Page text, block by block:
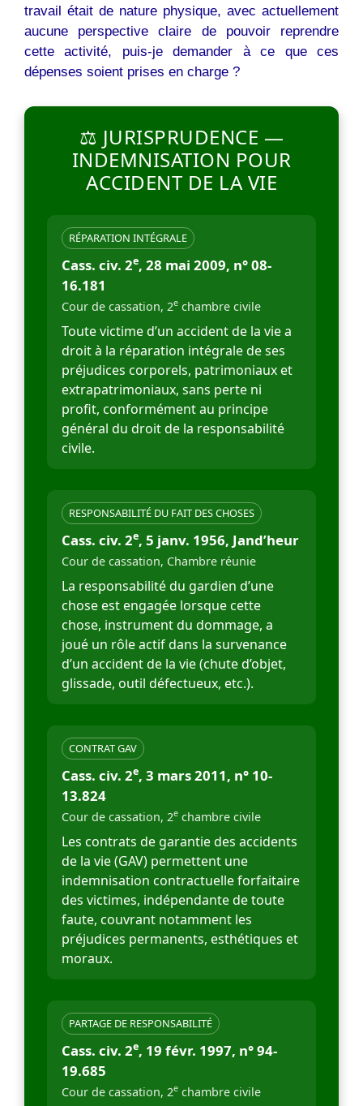
travail était de nature physique, avec actuellement
aucune perspective claire de pouvoir reprendre
cette activité, puis-je demander à ce que ces
dépenses soient prises en charge ?
⚖️ JURISPRUDENCE —
INDEMNISATION POUR
ACCIDENT DE LA VIE
RÉPARATION INTÉGRALE
Cass. civ. 2e, 28 mai 2009, n° 08-
16.181
Cour de cassation, 2e chambre civile
Toute victime d’un accident de la vie a
droit à la réparation intégrale de ses
préjudices corporels, patrimoniaux et
extrapatrimoniaux, sans perte ni
profit, conformément au principe
général du droit de la responsabilité
civile.
RESPONSABILITÉ DU FAIT DES CHOSES
Cass. civ. 2e, 5 janv. 1956, Jand’heur
Cour de cassation, Chambre réunie
La responsabilité du gardien d’une
chose est engagée lorsque cette
chose, instrument du dommage, a
joué un rôle actif dans la survenance
d’un accident de la vie (chute d’objet,
glissade, outil défectueux, etc.).
CONTRAT GAV
Cass. civ. 2e, 3 mars 2011, n° 10-
13.824
Cour de cassation, 2e chambre civile
Les contrats de garantie des accidents
de la vie (GAV) permettent une
indemnisation contractuelle forfaitaire
des victimes, indépendante de toute
faute, couvrant notamment les
préjudices permanents, esthétiques et
moraux.
PARTAGE DE RESPONSABILITÉ
Cass. civ. 2e, 19 févr. 1997, n° 94-
19.685
Cour de cassation, 2e chambre civile